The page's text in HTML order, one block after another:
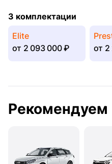
3 комплектации
Elite
от 2 093 000 ₽
от 2
Рекомендуем